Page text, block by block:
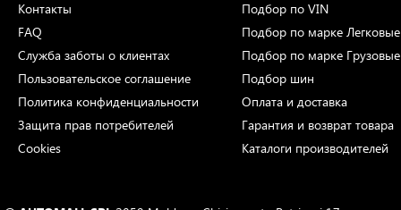
Контакты
FAQ
Служба заботы о клиентах
Пользовательское соглашение
Политика конфиденциальности
Защита прав потребителей
Cookies
Подбор по VIN
Подбор по марке
Подбор по марке
Подбор шин
Оплата и доставка
Гарантия и возврат товара
Каталоги производителей